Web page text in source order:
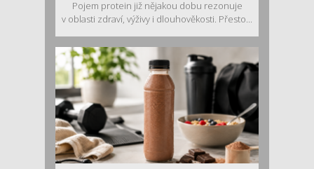
Pojem protein již nějakou dobu rezonuje
v oblasti zdraví, výživy i dlouhověkosti. Přesto...